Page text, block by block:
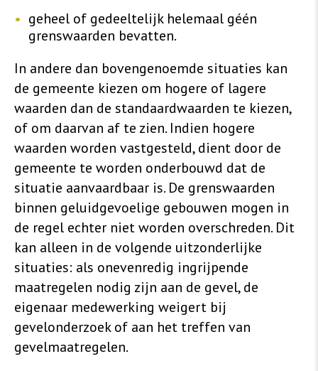
geheel of gedeeltelijk helemaal géén
grenswaarden bevatten.
In andere dan bovengenoemde situaties kan
de gemeente kiezen om hogere of lagere
waarden dan de standaardwaarden te kiezen,
of om daarvan af te zien. Indien hogere
waarden worden vastgesteld, dient door de
gemeente te worden onderbouwd dat de
situatie aanvaardbaar is. De grenswaarden
binnen geluidgevoelige gebouwen mogen in
de regel echter niet worden overschreden. Dit
kan alleen in de volgende uitzonderlijke
situaties: als onevenredig ingrijpende
maatregelen nodig zijn aan de gevel, de
eigenaar medewerking weigert bij
gevelonderzoek of aan het treffen van
gevelmaatregelen.